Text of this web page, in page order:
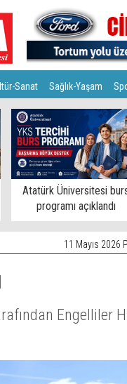
Sanat Sağlık-Yaşam
Atatürk Üniversitesi
programı açıklandı
11 Mayıs 2026
Engelliler